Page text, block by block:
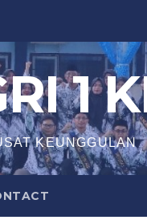
1
KEUNGGULAN